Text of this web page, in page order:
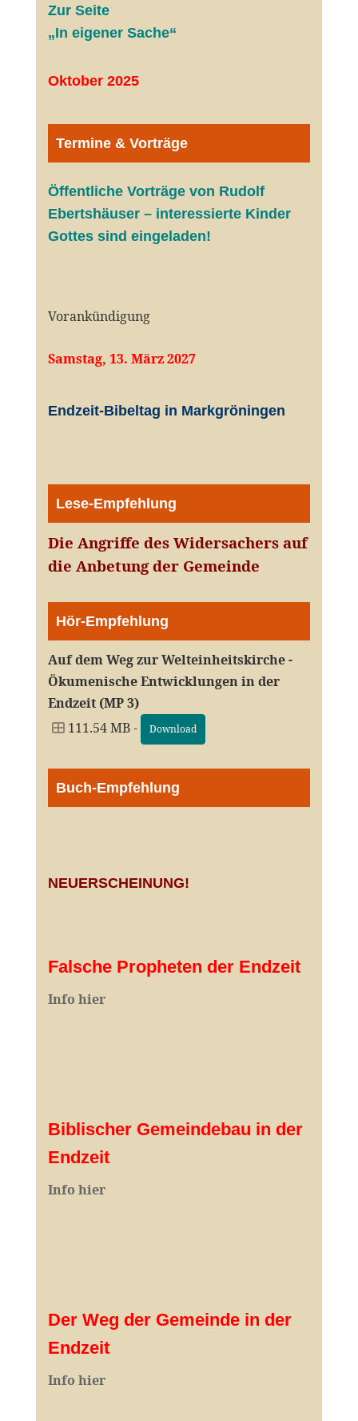
Zur Seite
„In eigener Sache“
Oktober 2025
Termine & Vorträge
Öffentliche Vorträge von Rudolf
Ebertshäuser – interessierte Kinder
Gottes sind eingeladen!
Vorankündigung
Samstag, 13. März 2027
Endzeit-Bibeltag in Markgröningen
Lese-Empfehlung
Die Angriffe des Widersachers auf
die Anbetung der Gemeinde
Hör-Empfehlung
Auf dem Weg zur Welteinheitskirche -
Ökumenische Entwicklungen in der
Endzeit (MP 3)
111.54 MB -
Download
Buch-Empfehlung
NEUERSCHEINUNG!
Falsche Propheten der Endzeit
Info hier
Biblischer Gemeindebau in der
Endzeit
Info hier
Der Weg der Gemeinde in der
Endzeit
Info hier